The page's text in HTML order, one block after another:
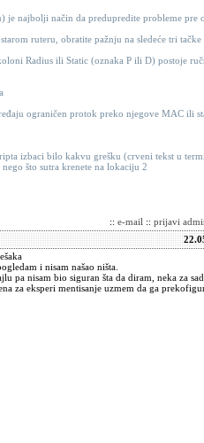
najbolji način da predupredite probleme pre
ruteru, obratite pažnju na sledeće tri
Radius ili Static (oznaka P ili D) postoje
ograničen protok preko njegove MAC ili
izbaci bilo kakvu grešku (crveni tekst u
što sutra krenete na lokaciju 2
:: e-mail :: prijavi
i nisam našao ništa.
pa nisam bio siguran šta da diram, neka za
za eksperi mentisanje uzmem da ga